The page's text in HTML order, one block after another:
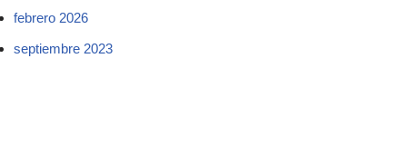
febrero 2026
septiembre 2023